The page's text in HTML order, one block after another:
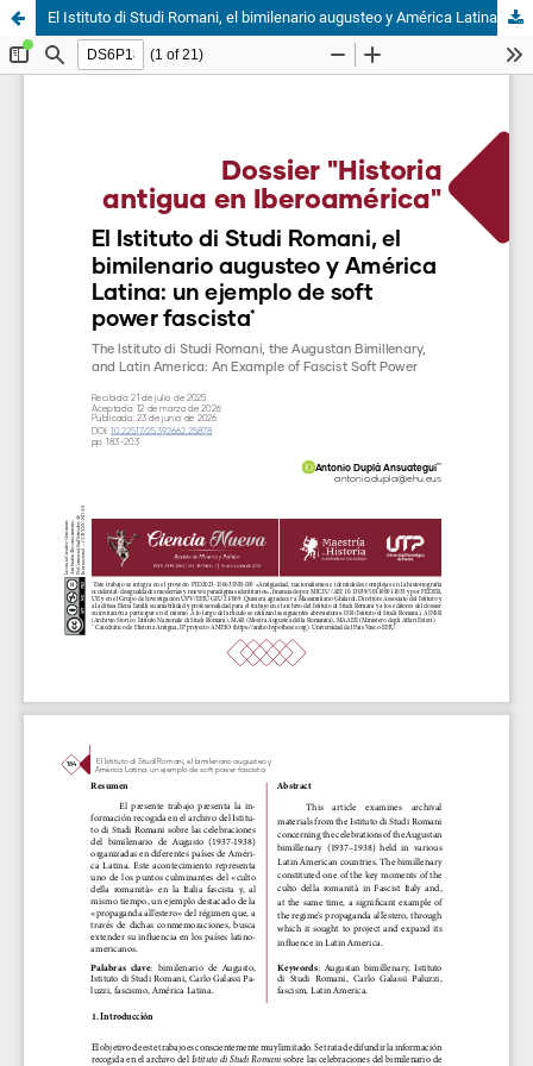
El Istituto di Studi Romani, el bimilenario augusteo y América Latina: un ejemplo de soft power fascista